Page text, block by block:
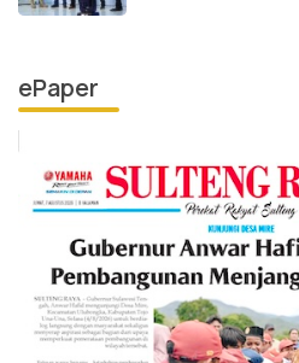
ePaper